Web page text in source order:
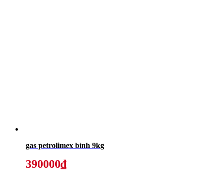
gas petrolimex bình 9kg
390000₫